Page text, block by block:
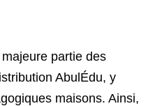
partie des
AbulÉdu, y
maisons. Ainsi,